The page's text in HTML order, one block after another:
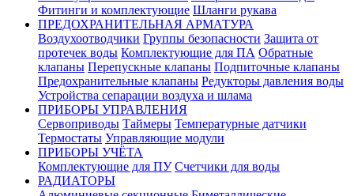
Фитинги и комплектующие Шланги рукава
ПРЕДОХРАНИТЕЛЬНАЯ АРМАТУРА
Воздухоотводчики Группы безопасности Защита от
протечек воды Комплектующие для ПА Обратные
клапаны Перепускные клапаны Подпиточные клапаны
Предохранительные клапаны Редукторы давления воды
Устройства сепарации воздуха и шлама
ПРИБОРЫ УПРАВЛЕНИЯ
Сервоприводы Таймеры Температурные датчики
Термостаты Управляющие модули
ПРИБОРЫ УЧЁТА
Комплектующие для ПУ Счетчики для воды
РАДИАТОРЫ